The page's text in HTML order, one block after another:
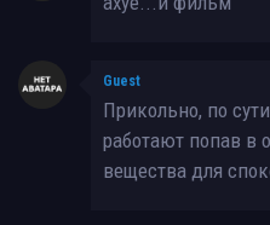
Guest
Прикольно, по
работают попав в
вещества для